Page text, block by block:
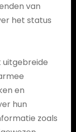
van
het status
uitgebreide
en
hun
zoals